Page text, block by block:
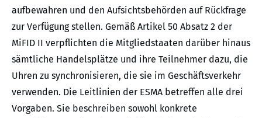
aufbewahren und den Aufsichtsbehörden auf Rückfrage
zur Verfügung stellen. Gemäß Artikel 50 Absatz 2 der
MiFID II verpflichten die Mitgliedstaaten darüber hinaus
sämtliche Handelsplätze und ihre Teilnehmer dazu, die
Uhren zu synchronisieren, die sie im Geschäftsverkehr
verwenden. Die Leitlinien der ESMA betreffen alle drei
Vorgaben. Sie beschreiben sowohl konkrete